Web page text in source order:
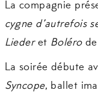
La compagnie
cygne d’autrefois
Liederet Bolérode
La soirée débute
Syncope, ballet